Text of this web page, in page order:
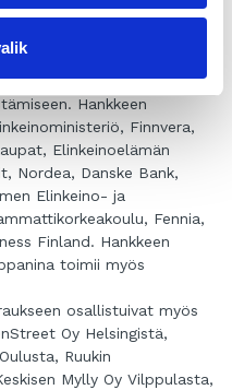
(Danske Bank) ja Juha
valtakunnallinen
jossa haetaan uusia
Hankkeen
Finnvera,
Elinkeinoelämän
Nordea, Danske Bank,
Elinkeino- ja
Fennia,
Finland. Hankkeen
toimii myös
osallistuivat myös
Oy Helsingistä,
Ruukin
Mylly Oy Vilppulasta,